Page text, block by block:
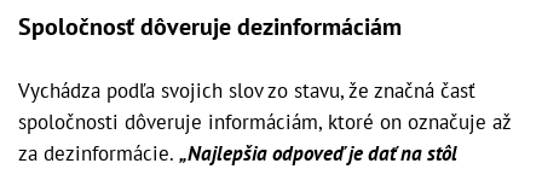
Spoločnosť dôveruje dezinformáciám
Vychádza podľa svojich slov zo stavu, že značná časť
spoločnosti dôveruje informáciám, ktoré on označuje až
za dezinformácie. „Najlepšia odpoveď je dať na stôl